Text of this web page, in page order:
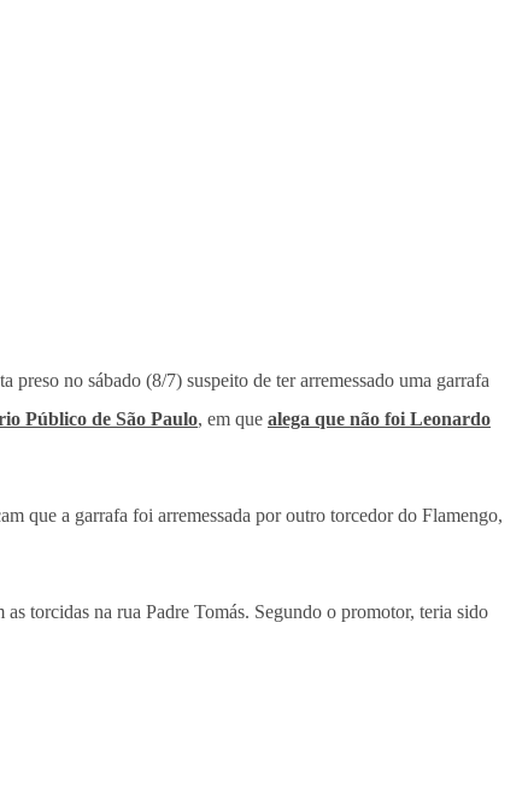
no sábado (8/7) suspeito de ter arremessado uma garrafa
Público de São Paulo, em que alega que não foi Leonardo
que a garrafa foi arremessada por outro torcedor do Flamengo,
torcidas na rua Padre Tomás. Segundo o promotor, teria sido